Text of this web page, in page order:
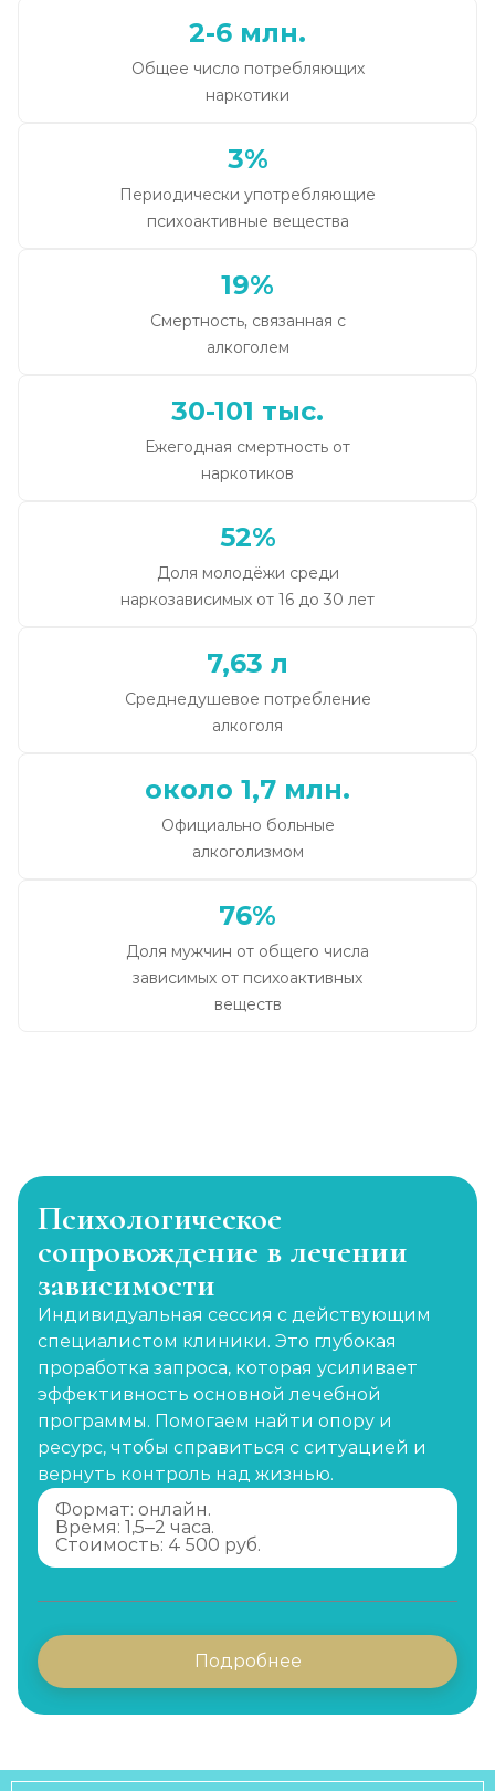
2-6 млн.
Общее число потребляющих
наркотики
3%
Периодически употребляющие
психоактивные вещества
19%
Смертность, связанная с
алкоголем
30-101 тыс.
Ежегодная смертность от
наркотиков
52%
Доля молодёжи среди
наркозависимых от 16 до 30 лет
7,63 л
Среднедушевое потребление
алкоголя
около 1,7 млн.
Официально больные
алкоголизмом
76%
Доля мужчин от общего числа
зависимых от психоактивных
веществ
Психологическое
сопровождение в лечении
зависимости
Индивидуальная сессия с действующим
специалистом клиники. Это глубокая
проработка запроса, которая усиливает
эффективность основной лечебной
программы. Помогаем найти опору и
ресурс, чтобы справиться с ситуацией и
вернуть контроль над жизнью.
Формат: онлайн.
Время: 1,5–2 часа.
Стоимость: 4 500 руб.
Подробнее